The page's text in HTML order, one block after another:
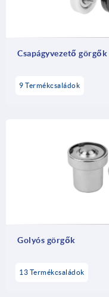
Csapágyvezető görgők
9 Termékcsaládok
Golyós görgők
13 Termékcsaládok